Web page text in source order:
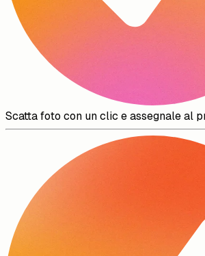
Scatta foto con un clic e assegnale al